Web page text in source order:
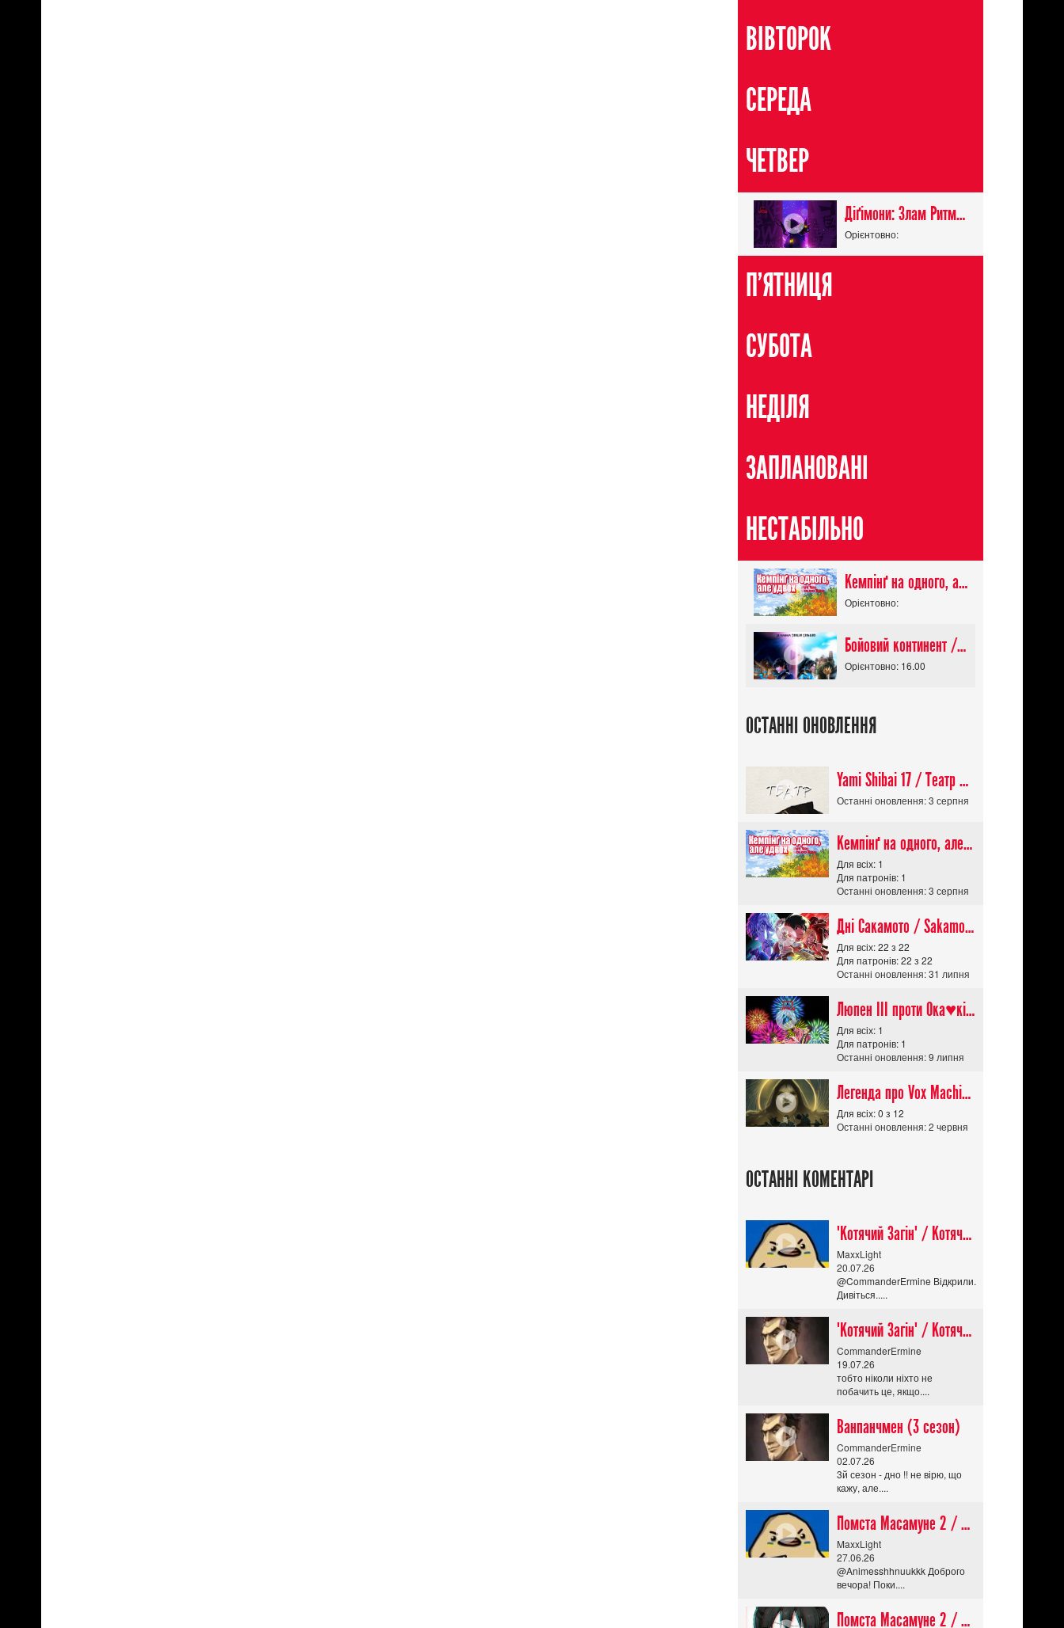
ВІВТОРОК
СЕРЕДА
ЧЕТВЕР
Діґімони: Злам Ритму / Digimon Beatbreak
Орієнтовно:
П'ЯТНИЦЯ
СУБОТА
НЕДІЛЯ
ЗАПЛАНОВАНІ
НЕСТАБІЛЬНО
Кемпінґ на одного, але удвох / Futari Solo Camp
Орієнтовно:
Бойовий континент / Douluo Dalu
Орієнтовно: 16.00
ОСТАННІ ОНОВЛЕННЯ
Yami Shibai 17 / Театр Мороку 17
Останні оновлення: 3 серпня
Кемпінґ на одного, але удвох / Futari Solo Camp
Для всіх: 1
Для патронів: 1
Останні оновлення: 3 серпня
Дні Сакамото / Sakamoto Days (Сезон 1)
Для всіх: 22 з 22
Для патронів: 22 з 22
Останні оновлення: 31 липня
Люпен ІІІ проти Ока♥кішки / Lupin III vs Cats Eye Movie
Для всіх: 1
Для патронів: 1
Останні оновлення: 9 липня
Легенда про Vox Machina The Legend of Vox Machina (Сезон 4)
Для всіх: 0 з 12
Останні оновлення: 2 червня
ОСТАННІ КОМЕНТАРІ
"Котячий Загін" / Котячий апокаліпсис / Cat Shit One
MaxxLight
20.07.26
@CommanderErmine Відкрили.
Дивіться.....
"Котячий Загін" / Котячий апокаліпсис / Cat Shit One
CommanderErmine
19.07.26
тобто ніколи ніхто не
побачить це, якщо....
Ванпанчмен (3 сезон)
CommanderErmine
02.07.26
3й сезон - дно !! не вірю, що
кажу, але....
Помста Масамуне 2 / Masamune-kun no Revenge R
MaxxLight
27.06.26
@Animesshhnuukkk Доброго
вечора! Поки....
Помста Масамуне 2 / Masamune-kun no Revenge R